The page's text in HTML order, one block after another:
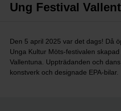
Ung Festival
Den 5 april 2025 var det dags! Då
Unga Kultur Möts-festivalen
Vallentuna. Uppträdanden och
konstverk och designade EPA-bilar.